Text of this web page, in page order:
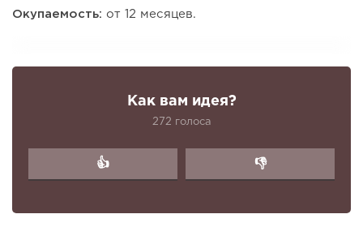
Окупаемость: от 12 месяцев.
Как вам идея?
272 голоса
👍 👎